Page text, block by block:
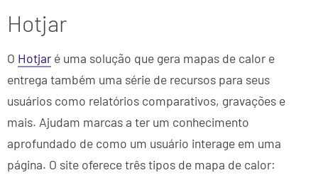
Hotjar
O Hotjar é uma solução que gera mapas de calor e
entrega também uma série de recursos para seus
usuários como relatórios comparativos, gravações e
mais. Ajudam marcas a ter um conhecimento
aprofundado de como um usuário interage em uma
página. O site oferece três tipos de mapa de calor: